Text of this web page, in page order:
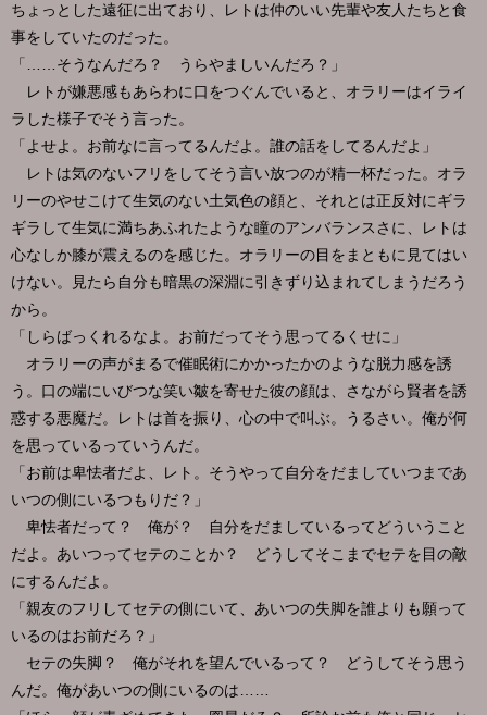
ちょっとした遠征に出ており、レトは仲のいい先輩や友人たちと食
事をしていたのだった。
「……そうなんだろ？ うらやましいんだろ？」
レトが嫌悪感もあらわに口をつぐんでいると、オラリーはイライ
ラした様子でそう言った。
「よせよ。お前なに言ってるんだよ。誰の話をしてるんだよ」
レトは気のないフリをしてそう言い放つのが精一杯だった。オラ
リーのやせこけて生気のない土気色の顔と、それとは正反対にギラ
ギラして生気に満ちあふれたような瞳のアンバランスさに、レトは
心なしか膝が震えるのを感じた。オラリーの目をまともに見てはい
けない。見たら自分も暗黒の深淵に引きずり込まれてしまうだろう
から。
「しらばっくれるなよ。お前だってそう思ってるくせに」
オラリーの声がまるで催眠術にかかったかのような脱力感を誘
う。口の端にいびつな笑い皺を寄せた彼の顔は、さながら賢者を誘
惑する悪魔だ。レトは首を振り、心の中で叫ぶ。うるさい。俺が何
を思っているっていうんだ。
「お前は卑怯者だよ、レト。そうやって自分をだましていつまであ
いつの側にいるつもりだ？」
卑怯者だって？ 俺が？ 自分をだましているってどういうこと
だよ。あいつってセテのことか？ どうしてそこまでセテを目の敵
にするんだよ。
「親友のフリしてセテの側にいて、あいつの失脚を誰よりも願って
いるのはお前だろ？」
セテの失脚？ 俺がそれを望んでいるって？ どうしてそう思う
んだ。俺があいつの側にいるのは……